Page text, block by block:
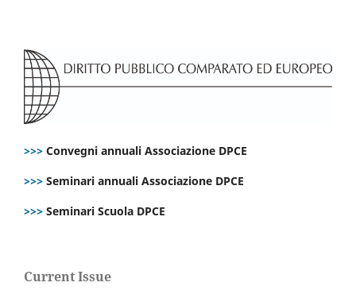
>>> Convegni annuali Associazione DPCE
>>> Seminari annuali Associazione DPCE
>>> Seminari Scuola DPCE
Current Issue